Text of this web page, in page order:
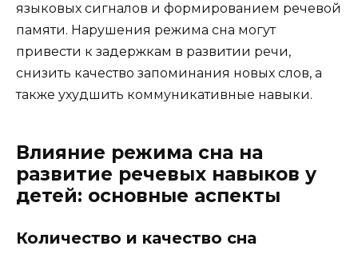
языковых сигналов и формированием речевой
памяти. Нарушения режима сна могут
привести к задержкам в развитии речи,
снизить качество запоминания новых слов, а
также ухудшить коммуникативные навыки.
Влияние режима сна на
развитие речевых навыков у
детей: основные аспекты
Количество и качество сна